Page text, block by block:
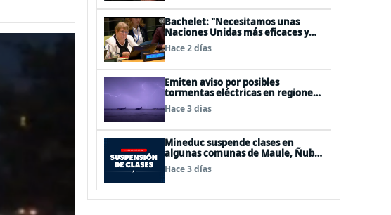
Bachelet: "Necesitamos unas
Naciones Unidas más eficaces y
cercanas a las personas"
Hace 2 días
Emiten aviso por posibles
tormentas eléctricas en regiones
de Los Lagos y Aysén
Hace 3 días
Mineduc suspende clases en
algunas comunas de Maule, Ñuble
y La Araucanía para este lunes
Hace 3 días